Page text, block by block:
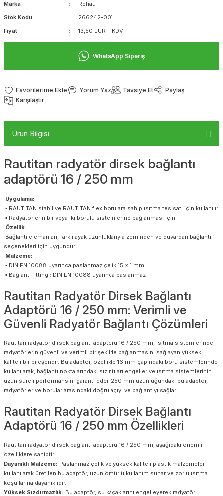
Marka
Rehau
Stok Kodu
266242-001
Fiyat
13,50 EUR + KDV
WhatsApp Sipariş
Yorum Yaz Tavsiye Et
Paylaş
Karşılaştır
Ürün Bilgisi
Rautitan radyatör dirsek bağlantı
adaptörü 16 / 250 mm
Uygulama:
▪ RAUTITAN stabil ve RAUTITAN flex borulara sahip ısıtma tesisatı için kullanılır
▪ Radyatörlerin bir veya iki borulu sistemlerine bağlanması için
Özellik:
Bağlantı elemanları, farklı ayak uzunluklarıyla zeminden ve duvardan bağlantı
seçenekleri için uygundur
Malzeme:
▪ DIN EN 10088 uyarınca paslanmaz çelik 15 x 1 mm
▪ Bağlantı fittingi: DIN EN 10088 uyarınca paslanmaz
Rautitan Radyatör Dirsek Bağlantı
Adaptörü 16 / 250 mm: Verimli ve
Güvenli Radyatör Bağlantı Çözümleri
Rautitan radyatör dirsek bağlantı adaptörü 16 / 250 mm, ısıtma sistemlerinde
radyatörlerin güvenli ve verimli bir şekilde bağlanmasını sağlayan yüksek
kaliteli bir bileşendir. Bu adaptör, özellikle 16 mm çapındaki boru sistemlerinde
kullanılarak, bağlantı noktalarındaki sızıntıları engeller ve ısıtma sistemlerinin
uzun süreli performansını garanti eder. 250 mm uzunluğundaki bu adaptör,
radyatörler ve borular arasındaki doğru açıyı ve bağlantıyı sağlar.
Rautitan Radyatör Dirsek Bağlantı
Adaptörü 16 / 250 mm Özellikleri
Rautitan radyatör dirsek bağlantı adaptörü 16 / 250 mm, aşağıdaki önemli
özelliklere sahiptir:
Dayanıklı Malzeme: Paslanmaz çelik ve yüksek kaliteli plastik malzemeler
kullanılarak üretilen bu adaptör, uzun ömürlü kullanım sunar ve zorlu ısıtma
koşullarına dayanıklıdır.
Yüksek Sızdırmazlık: Bu adaptör, su kaçaklarını engelleyerek radyatör